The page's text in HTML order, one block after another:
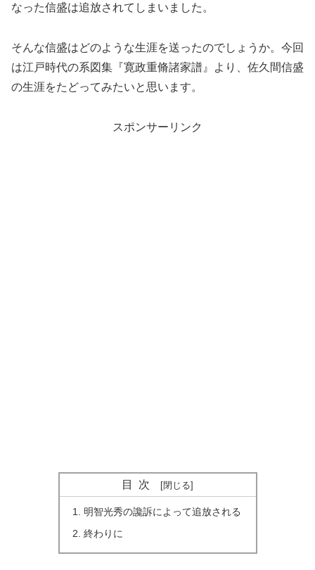
なった信盛は追放されてしまいました。
そんな信盛はどのような生涯を送ったのでしょうか。今回
は江戸時代の系図集『寛政重脩諸家譜』より、佐久間信盛
の生涯をたどってみたいと思います。
スポンサーリンク
目次
明智光秀の讒訴によって追放される
終わりに